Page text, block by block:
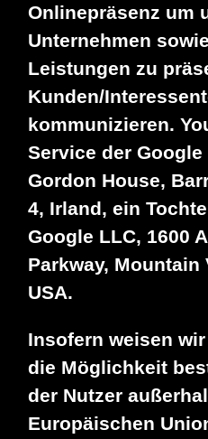
Onlinepräsenz um
Unternehmen
Leistungen zu
Kunden/
kommunizieren.
Service der
Gordon House,
4, Irland, ein
Google LLC, 1600
Parkway, Mountain
USA.
Insofern weisen
die Möglichkeit
der Nutzer
Europäischen